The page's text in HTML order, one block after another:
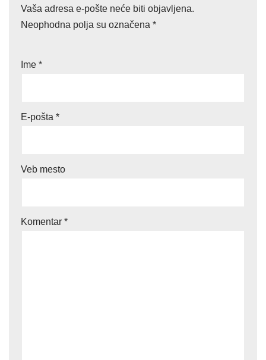
Vaša adresa e-pošte neće biti objavljena.
Neophodna polja su označena *
Ime *
E-pošta *
Veb mesto
Komentar *